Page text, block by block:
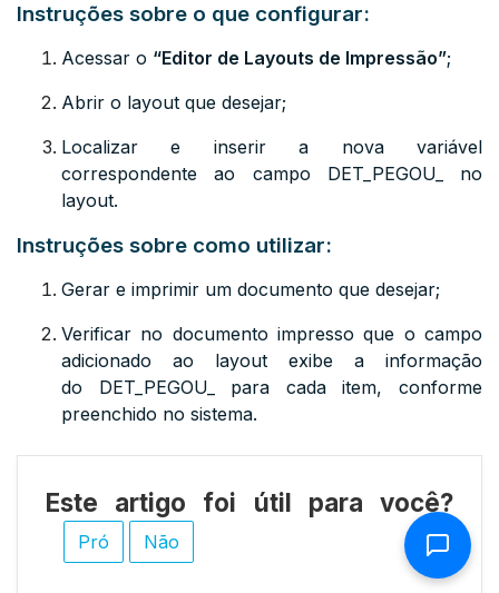
Instruções sobre o que configurar:
Acessar o “Editor de Layouts de Impressão”;
Abrir o layout que desejar;
Localizar e inserir a nova variável
correspondente ao campo DET_PEGOU_
no
layout.
Instruções sobre como utilizar:
Gerar e imprimir um documento que desejar;
Verificar no documento impresso que o campo
adicionado ao layout exibe a informação
do DET_PEGOU_
para cada item, conforme
preenchido no sistema.
Este artigo foi útil para você?
Pró Não